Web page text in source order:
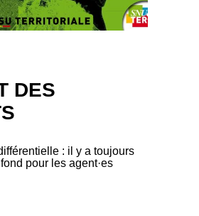
DES
: il y a toujours
pour les agent·es